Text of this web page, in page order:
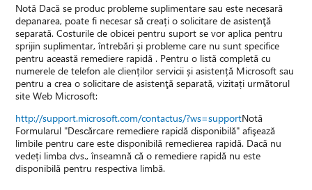
Notă Dacă se produc probleme suplimentare sau este necesară
depanarea, poate fi necesar să creați o solicitare de asistenţă
separată. Costurile de obicei pentru suport se vor aplica pentru
sprijin suplimentar, întrebări și probleme care nu sunt specifice
pentru această remediere rapidă . Pentru o listă completă cu
numerele de telefon ale clienților servicii și asistență Microsoft sau
pentru a crea o solicitare de asistenţă separată, vizitați următorul
site Web Microsoft:
http://support.microsoft.com/contactus/?ws=supportNotă
Formularul "Descărcare remediere rapidă disponibilă" afişează
limbile pentru care este disponibilă remedierea rapidă. Dacă nu
vedeți limba dvs., înseamnă că o remediere rapidă nu este
disponibilă pentru respectiva limbă.